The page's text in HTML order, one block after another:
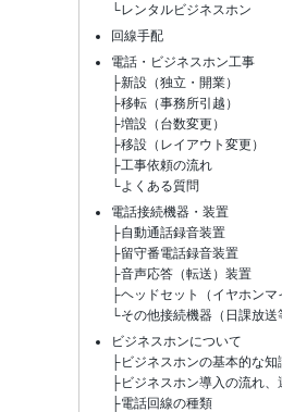
└レンタルビジネスホン
回線手配
電話・ビジネスホン工事
├新設（独立・開業）
├移転（事務所引越）
├増設（台数変更）
├移設（レイアウト変更）
├工事依頼の流れ
└よくある質問
電話接続機器・装置
├自動通話録音装置
├留守番電話録音装置
├音声応答（転送）装置
├ヘッドセット（イヤホンマ
└その他接続機器（日課放送
ビジネスホンについて
├ビジネスホンの基本的な知
├ビジネスホン導入の流れ、
├電話回線の種類